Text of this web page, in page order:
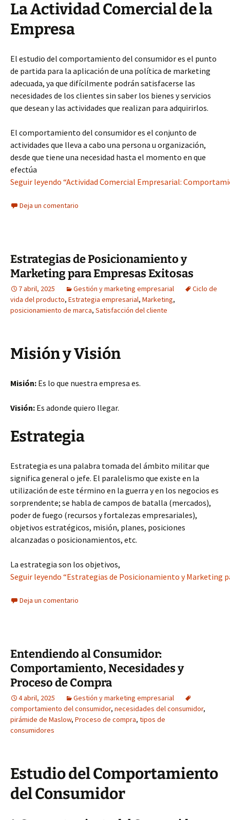
La Actividad Comercial de la
Empresa
El estudio del comportamiento del consumidor es el punto
de partida para la aplicación de una política de marketing
adecuada, ya que difícilmente podrán satisfacerse las
necesidades de los clientes sin saber los bienes y servicios
que desean y las actividades que realizan para adquirirlos.
El comportamiento del consumidor es el conjunto de
actividades que lleva a cabo una persona u organización,
desde que tiene una necesidad hasta el momento en que
efectúa
Seguir leyendo “Actividad Comercial Empresarial:
Deja un comentario
Estrategias de Posicionamiento y
Marketing para Empresas Exitosas
7 abril, 2025 Gestión y marketing empresarial
Ciclo de
vida del producto, Estrategia empresarial, Marketing,
posicionamiento de marca, Satisfacción del cliente
Misión y Visión
Misión: Es lo que nuestra empresa es.
Visión: Es adonde quiero llegar.
Estrategia
Estrategia es una palabra tomada del ámbito militar que
significa general o jefe. El paralelismo que existe en la
utilización de este término en la guerra y en los negocios es
sorprendente; se habla de campos de batalla (mercados),
poder de fuego (recursos y fortalezas empresariales),
objetivos estratégicos, misión, planes, posiciones
alcanzadas o posicionamientos, etc.
La estrategia son los objetivos,
Seguir leyendo “Estrategias de Posicionamiento y Marketing
Deja un comentario
Entendiendo al Consumidor:
Comportamiento, Necesidades y
Proceso de Compra
4 abril, 2025
Gestión y marketing empresarial
comportamiento del consumidor, necesidades del consumidor,
pirámide de Maslow, Proceso de compra, tipos de
consumidores
Estudio del Comportamiento
del Consumidor